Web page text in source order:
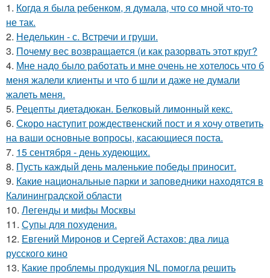
1. Когда я была ребенком, я думала, что со мной что-то
не так.
2. Неделькин - с. Встречи и груши.
3. Почему вес возвращается (и как разорвать этот круг?
4. Мне надо было работать и мне очень не хотелось что б
меня жалели клиенты и что б шли и даже не думали
жалеть меня.
5. Рецепты диетадюкан. Белковый лимонный кекс.
6. Скоро наступит рождественский пост и я хочу ответить
на ваши основные вопросы, касающиеся поста.
7. 15 сентября - день худеющих.
8. Пусть каждый день маленькие победы приносит.
9. Какие национальные парки и заповедники находятся в
Калининградской области
10. Легенды и мифы Москвы
11. Супы для похудения.
12. Евгений Миронов и Сергей Астахов: два лица
русского кино
13. Какие проблемы продукция NL помогла решить